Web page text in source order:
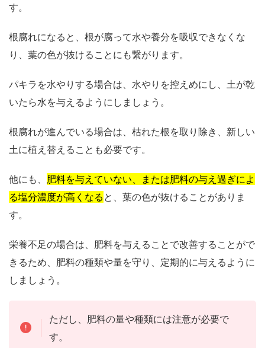
す。
根腐れになると、根が腐って水や養分を吸収できなくな
り、葉の色が抜けることにも繋がります。
パキラを水やりする場合は、水やりを控えめにし、土が乾
いたら水を与えるようにしましょう。
根腐れが進んでいる場合は、枯れた根を取り除き、新しい
土に植え替えることも必要です。
他にも、 肥料を与えていない、または肥料の与え過ぎによ
る塩分濃度が高くなる と、葉の色が抜けることがありま
す。
栄養不足の場合は、肥料を与えることで改善することがで
きるため、肥料の種類や量を守り、定期的に与えるように
しましょう。
ただし、肥料の量や種類には注意が必要で
す。